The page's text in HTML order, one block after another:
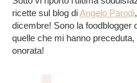
ricette sul blog diAngelo Parodi
dicembre! Sono la foodblogger
quelle che mi hanno
onorata!